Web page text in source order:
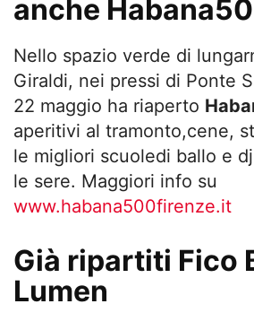
anche
Nello spazio verde di
Giraldi, nei pressi di Ponte
22 maggio ha riaperto
aperitivi al tramonto,cene,
le migliori scuoledi ballo e
le sere. Maggiori info su
www.habana500firenze.it
Già ripartiti Fico
Lumen